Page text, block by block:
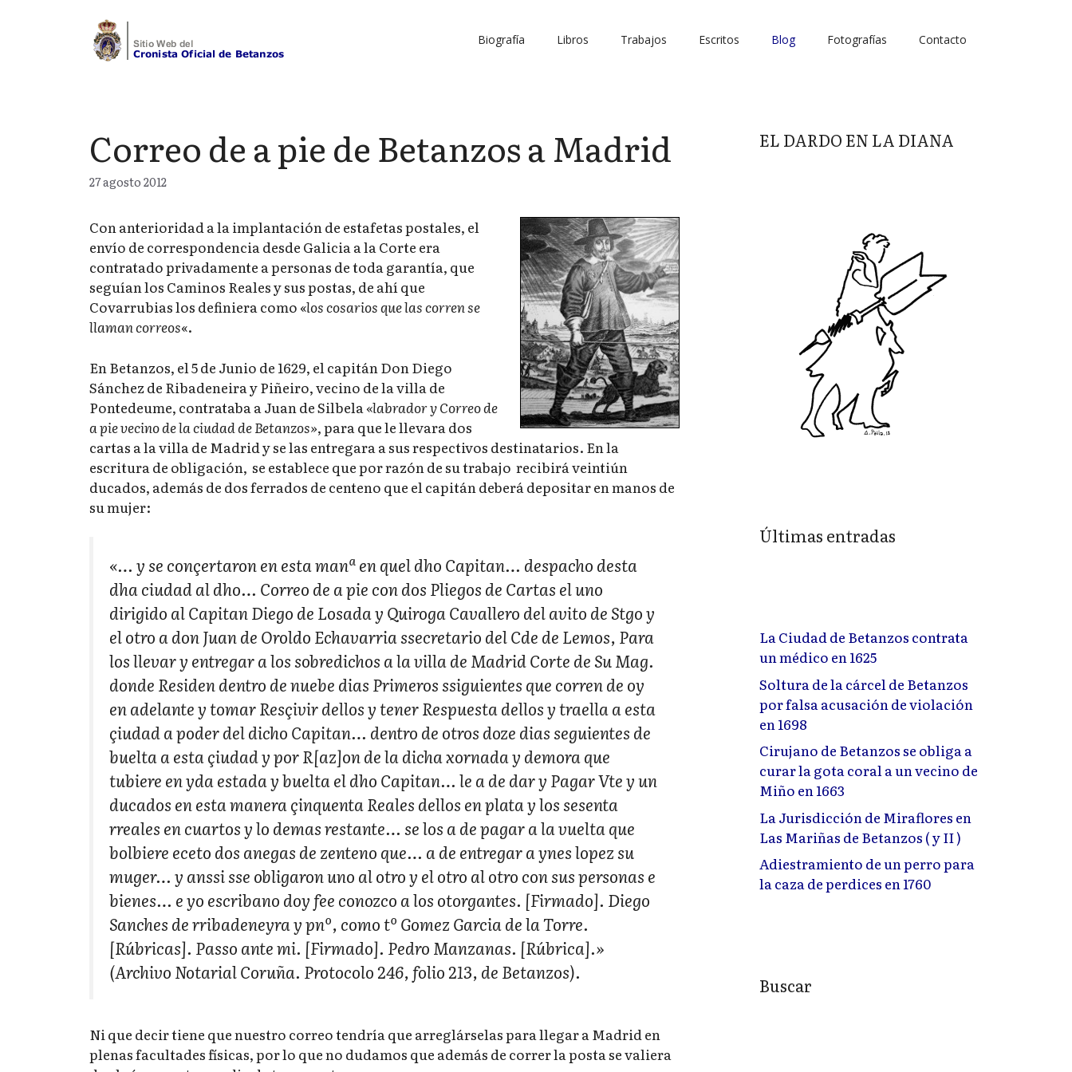
Biografía Libros Trabajos Escritos Blog Fotografías Contacto
Correo de a pie de Betanzos a Madrid
27 agosto 2012
Con anterioridad a la implantación de estafetas postales, el
envío de correspondencia desde Galicia a la Corte era
contratado privadamente a personas de toda garantía, que
seguían los Caminos Reales y sus postas, de ahí que
Covarrubias los definiera como «los cosarios que las corren se
llaman correos«.
En Betanzos, el 5 de Junio de 1629, el capitán Don Diego
Sánchez de Ribadeneira y Piñeiro, vecino de la villa de
Pontedeume, contrataba a Juan de Silbela «labrador y Correo de
a pie vecino de la ciudad de Betanzos», para que le llevara dos
cartas a la villa de Madrid y se las entregara a sus respectivos destinatarios. En la
escritura de obligación, se establece que por razón de su trabajo recibirá veintiún
ducados, además de dos ferrados de centeno que el capitán deberá depositar en manos de
su mujer:
«… y se conçertaron en esta manª en quel dho Capitan… despacho desta
dha ciudad al dho… Correo de a pie con dos Pliegos de Cartas el uno
dirigido al Capitan Diego de Losada y Quiroga Cavallero del avito de Stgo y
el otro a don Juan de Oroldo Echavarria ssecretario del Cde de Lemos, Para
los llevar y entregar a los sobredichos a la villa de Madrid Corte de Su Mag.
donde Residen dentro de nuebe dias Primeros ssiguientes que corren de oy
en adelante y tomar Resçivir dellos y tener Respuesta dellos y traella a esta
çiudad a poder del dicho Capitan… dentro de otros doze dias seguientes de
buelta a esta çiudad y por R[az]on de la dicha xornada y demora que
tubiere en yda estada y buelta el dho Capitan… le a de dar y Pagar Vte y un
ducados en esta manera çinquenta Reales dellos en plata y los sesenta
rreales en cuartos y lo demas restante… se los a de pagar a la vuelta que
bolbiere eceto dos anegas de zenteno que… a de entregar a ynes lopez su
muger… y anssi sse obligaron uno al otro y el otro al otro con sus personas e
bienes… e yo escribano doy fee conozco a los otorgantes. [Firmado]. Diego
Sanches de rribadeneyra y pnº, como tº Gomez Garcia de la Torre.
[Rúbricas]. Passo ante mi. [Firmado]. Pedro Manzanas. [Rúbrica].»
(Archivo Notarial Coruña. Protocolo 246, folio 213, de Betanzos).
Ni que decir tiene que nuestro correo tendría que arreglárselas para llegar a Madrid en
plenas facultades físicas, por lo que no dudamos que además de correr la posta se valiera
EL DARDO EN LA DIANA
Últimas entradas
La Ciudad de Betanzos contrata
un médico en 1625
Soltura de la cárcel de Betanzos
por falsa acusación de violación
en 1698
Cirujano de Betanzos se obliga a
curar la gota coral a un vecino de
Miño en 1663
La Jurisdicción de Miraflores en
Las Mariñas de Betanzos ( y II )
Adiestramiento de un perro para
la caza de perdices en 1760
Buscar